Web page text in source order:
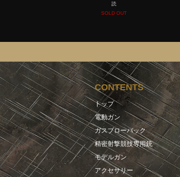
読
SOLD OUT
CONTENTS
トップ
電動ガン
ガスブローバック
精密射撃競技専用銃
モデルガン
アクセサリー